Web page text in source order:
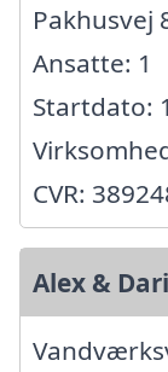
Pakhusvej
Ansatte: 1
Startdato:
CVR:
Alex &